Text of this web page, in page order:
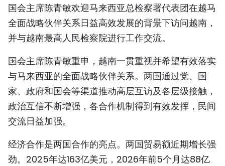
图表新闻
图库
视频
人民报社简介
ENGLISH
国会主席陈青敏欢迎马来西亚总检察署代表团在越马
全面战略伙伴关系日益高效发展的背景下访问越南，
并与越南最高人民检察院进行工作交流。
国会主席陈青敏重申，越南一贯重视并希望有效落实
与马来西亚的全面战略伙伴关系。两国通过党、国
家、政府和国会等渠道推动高层互访及各层级接触，
政治互信不断增强，各合作机制得到有效发挥，民间
交流日益加强。
经济合作是两国合作的亮点。两国贸易额近期增长强
劲。2025年达163亿美元，2026年前5个月达88亿